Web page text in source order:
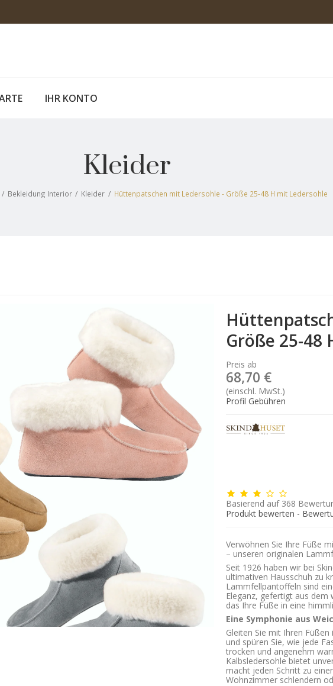
IHR KONTO
Kleider
/ Bekleidung Interior / Kleider / Hüttenpatschen mit Ledersohle - Größe 25-48 H mit Ledersohle
Größe 25-48
Preis ab
68,70 €
(einschl. MwSt.)
Profil Gebühren
Basierend auf 368
Produkt bewerten -
Verwöhnen Sie Ihre Füße
– unseren originalen
Seit 1926 haben wir bei
ultimativen Hausschuh zu
Lammfellpantoffeln sind
Eleganz, gefertigt aus dem
das Ihre Füße in eine
Eine Symphonie aus
Gleiten Sie mit Ihren
und spüren Sie, wie jede
trocken und angenehm
Kalbsledersohle bietet
macht jeden Schritt zu
Wohnzimmer schlendern